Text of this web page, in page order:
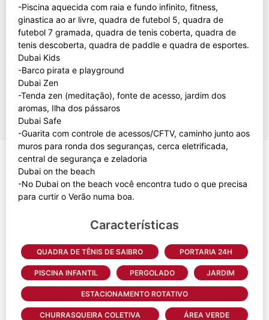
-Piscina aquecida com raia e fundo infinito, fitness,
ginastica ao ar livre, quadra de futebol 5, quadra de
futebol 7 gramada, quadra de tenis coberta, quadra de
tenis descoberta, quadra de paddle e quadra de esportes.
Dubai Kids
-Barco pirata e playground
Dubai Zen
-Tenda zen (meditação), fonte de acesso, jardim dos
aromas, Ilha dos pássaros
Dubai Safe
-Guarita com controle de acessos/CFTV, caminho junto aos
muros para ronda dos seguranças, cerca eletrificada,
central de segurança e zeladoria
Dubai on the beach
-No Dubai on the beach você encontra tudo o que precisa
Características
QUADRA DE TÊNIS DE SAIBRO PORTARIA 24H
PISCINA INFANTIL PERGOLADO JARDIM
ESTACIONAMENTO ROTATIVO
CHURRASQUEIRA COLETIVA ÁREA VERDE